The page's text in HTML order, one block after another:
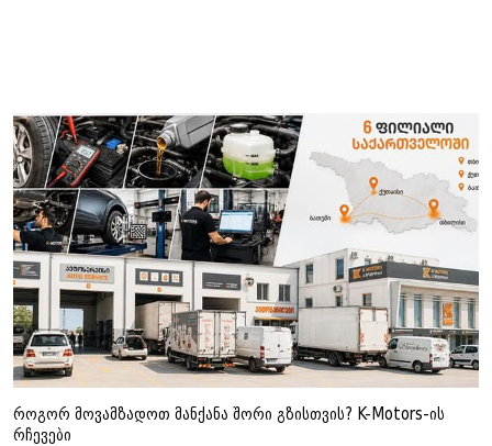
როგორ მოვამზადოთ მანქანა შორი გზისთვის? K-Motors-ის
რჩევები